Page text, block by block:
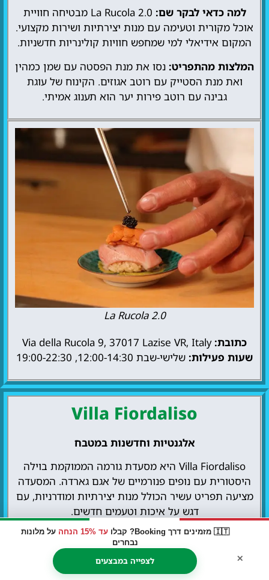
🇮🇹 מזמינים דרך Booking? קבלו עד 15% הנחה
על מלונות
נבחרים
לצפייה במבצעים ×
למה כדאי לבקר שם:
La Rucola 2.0 מבטיחה חוויית
אוכל מקורית וטעימה עם מנות יצירתיות ושירות מקצועי.
המקום אידיאלי למי שמחפש חוויות קולינריות חדשניות.
המלצות מהתפריט: נסו את מנת הפסטה עם שמן כמהין
ואת מנת הסטייק עם רוטב אגוזים. הקינוח של עוגת
גבינה עם רוטב פירות יער הוא תענוג אמיתי.
La Rucola 2.0
כתובת: Via della Rucola 9, 37017 Lazise VR, Italy
שעות פעילות: שלישי-שבת 12:00-14:30, 19:00-22:30
Villa Fiordaliso
אלגנטיות וחדשנות במטבח
Villa Fiordaliso היא מסעדת גורמה הממוקמת בוילה
היסטורית עם נופים פנורמיים של אגם גארדה. המסעדה
מציעה תפריט עשיר הכולל מנות יצירתיות ומודרניות, עם
דגש על איכות וטעמים חדשים.
למה כדאי לבקר שם:
Villa Fiordaliso מציעה חוויית
אוכל ייחודית עם שירות אישי ואיכות גבוהה. האווירה
האלגנטית והעיצוב המיוחד משדרים יוקרה ואיכות.